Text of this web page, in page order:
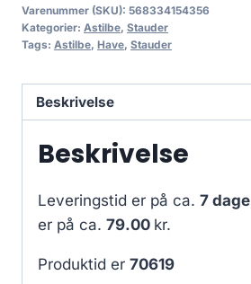
Varenummer (SKU): 568334154356
Kategorier: Astilbe, Stauder
Tags: Astilbe, Have, Stauder
Beskrivelse
Beskrivelse
Leveringstid er på ca. 7 dage
er på ca. 79.00 kr.
Produktid er 70619